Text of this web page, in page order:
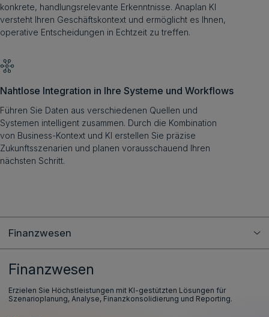
konkrete, handlungsrelevante Erkenntnisse. Anaplan KI
versteht Ihren Geschäftskontext und ermöglicht es Ihnen,
operative Entscheidungen in Echtzeit zu treffen.
Nahtlose Integration in Ihre Systeme und Workflows
Führen Sie Daten aus verschiedenen Quellen und
Systemen intelligent zusammen. Durch die Kombination
von Business-Kontext und KI erstellen Sie präzise
Zukunftsszenarien und planen vorausschauend Ihren
nächsten Schritt.
Finanzwesen
Finanzwesen
Erzielen Sie Höchstleistungen mit KI-gestützten Lösungen für
Szenarioplanung, Analyse, Finanzkonsolidierung und Reporting.